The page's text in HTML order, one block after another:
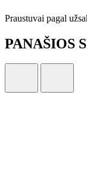
Praustuvai pagal
PANAŠIOS